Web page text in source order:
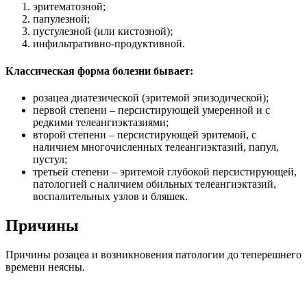
эритематозной;
папулезной;
пустулезной (или кистозной);
инфильтративно-продуктивной.
Классическая форма болезни бывает:
розацеа диатезической (эритемой эпизодической);
первой степени – персистирующей умеренной и с
редкими телеангиэктазиями;
второй степени – персистирующей эритемой, с
наличием многочисленных телеангиэктазий, папул,
пустул;
третьей степени – эритемой глубокой персистирующей,
патологией с наличием обильных телеангиэктазий,
воспалительных узлов и бляшек.
Причины
Причины розацеа и возникновения патологии до теперешнего
времени неясны.